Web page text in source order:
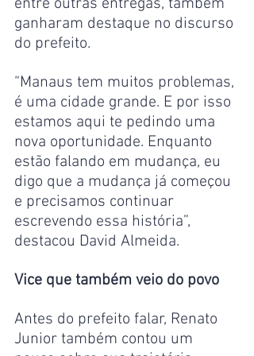
entre outras entregas, também
ganharam destaque no discurso
do prefeito.
“Manaus tem muitos problemas,
é uma cidade grande. E por isso
estamos aqui te pedindo uma
nova oportunidade. Enquanto
estão falando em mudança, eu
digo que a mudança já começou
e precisamos continuar
escrevendo essa história”,
destacou David Almeida.
Vice que também veio do povo
Antes do prefeito falar, Renato
Junior também contou um